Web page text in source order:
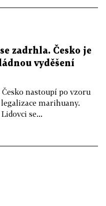
zadrhla. Česko je
vyděšení
nastoupí po vzoru
marihuany.
se...